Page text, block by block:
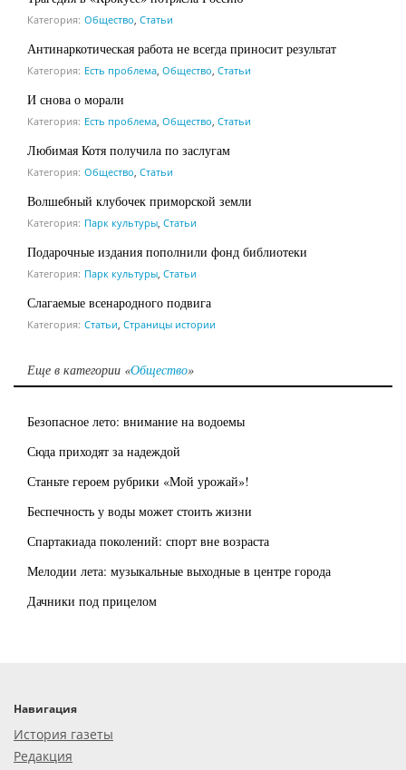
Категория: Общество Статьи
Антинаркотическая работа не всегда приносит результат
Категория: Есть проблема Общество Статьи
И снова о морали
Категория: Есть проблема Общество Статьи
Любимая Котя получила по заслугам
Категория: Общество Статьи
Волшебный клубочек приморской земли
Категория: Парк культуры Статьи
Подарочные издания пополнили фонд библиотеки
Категория: Парк культуры Статьи
Слагаемые всенародного подвига
Категория: Статьи Страницы истории
Еще в категории «Общество»
Безопасное лето: внимание на водоемы
Сюда приходят за надеждой
Станьте героем рубрики «Мой урожай»!
Беспечность у воды может стоить жизни
Спартакиада поколений: спорт вне возраста
Мелодии лета: музыкальные выходные в центре города
Дачники под прицелом
Навигация
История газеты
Редакция